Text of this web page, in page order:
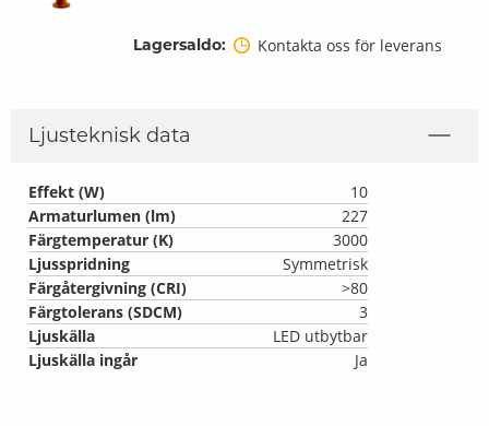
Lagersaldo: Kontakta oss för leverans
Ljusteknisk data
Effekt (W)
10
Armaturlumen (lm)
227
Färgtemperatur (K)
3000
Ljusspridning
Symmetrisk
Färgåtergivning (CRI)
>80
Färgtolerans (SDCM)
3
Ljuskälla
LED utbytbar
Ljuskälla ingår
Ja